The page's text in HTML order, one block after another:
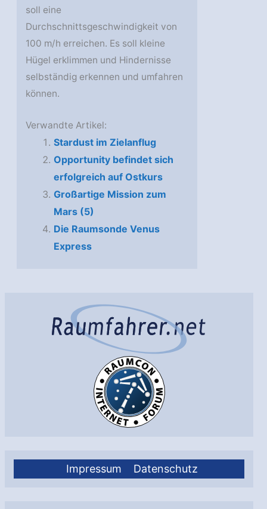
Impressum Datenschutz
soll eine
Durchschnittsgeschwindigkeit von
100 m/h erreichen. Es soll kleine
Hügel erklimmen und Hindernisse
selbständig erkennen und umfahren
können.
Verwandte Artikel:
Stardust im Zielanflug
Opportunity befindet sich
erfolgreich auf Ostkurs
Großartige Mission zum
Mars (5)
Die Raumsonde Venus
Express